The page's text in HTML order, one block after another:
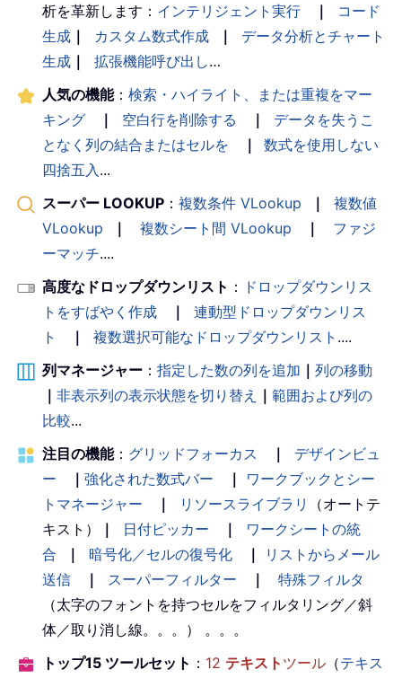
析を革新します： インテリジェント実行 ｜
コード
生成 ｜ カスタム数式作成 ｜
データ分析とチャート
生成 ｜ 拡張機能呼び出し…
人気の機能： 検索・ハイライト、または重複をマー
キング
｜ 空白行を削除する ｜
データを失うこ
となく列の結合またはセルを
｜
数式を使用しない
四捨五入...
スーパー LOOKUP ： 複数条件 VLookup ｜
複数値
VLookup
｜ 複数シート間 VLookup ｜
ファジ
ーマッチ....
高度なドロップダウンリスト ： ドロップダウンリス
トをすばやく作成
｜
連動型ドロップダウンリス
ト
｜ 複数選択可能なドロップダウンリスト ....
列マネージャー ： 指定した数の列を追加 ｜ 列の移動
｜ 非表示列の表示状態を切り替え ｜ 範囲および列の
比較...
注目の機能： グリッドフォーカス ｜
デザインビュ
ー
｜ 強化された数式バー ｜
ワークブックとシー
トマネージャー
｜ リソースライブラリ
（オートテ
キスト）
｜ 日付ピッカー ｜
ワークシートの統
合
｜ 暗号化／セルの復号化 ｜
リストからメール
送信
｜ スーパーフィルター ｜
特殊フィルタ
（太字のフォントを持つセルをフィルタリング／斜
体／取り消し線。。。） 。。。
トップ15 ツールセット ： 12 テキスト ツール （テキス